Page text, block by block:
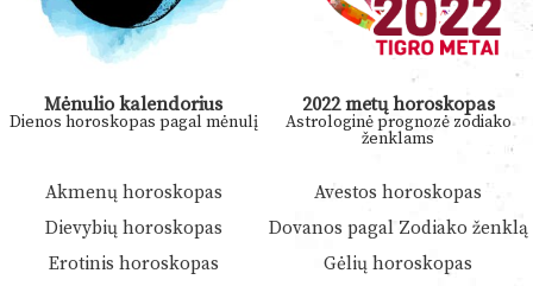
Mėnulio kalendorius
Dienos horoskopas pagal mėnulį
2022 metų horoskopas
Astrologinė prognozė zodiako
ženklams
Akmenų horoskopas
Avestos horoskopas
Dievybių horoskopas
Dovanos pagal Zodiako ženklą
Erotinis horoskopas
Gėlių horoskopas